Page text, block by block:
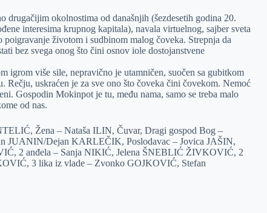
drugačijim okolnostima od današnjih (šezdesetih godina 20.
interesima krupnog kapitala), navala virtuelnog, sajber sveta
životom i sudbinom malog čoveka. Strepnja da
bez svega onog što čini osnov iole dostojanstvene
igrom više sile, nepravično je utamničen, suočen sa gubitkom
Rečju, uskraćen je za sve ono što čoveka čini čovekom. Nemoć
Gospodin Mokinpot je tu, među nama, samo se treba malo
od nas.
Žena – Nataša ILIN, Čuvar, Dragi gospod Bog –
JUANIN/Dejan KARLEČIK, Poslodavac – Jovica JAŠIN,
2 anđela – Sanja NIKIĆ, Jelena ŠNEBLIĆ ŽIVKOVIĆ, 2
3 lika iz vlade – Zvonko GOJKOVIĆ, Stefan